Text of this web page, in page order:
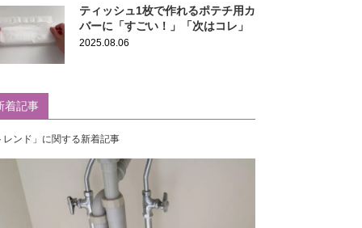
ティッシュ1枚で作れるポテチ用カ
バーに「すごい！」「次はコレ」
2025.08.06
着記事
レンド」に関する新着記事